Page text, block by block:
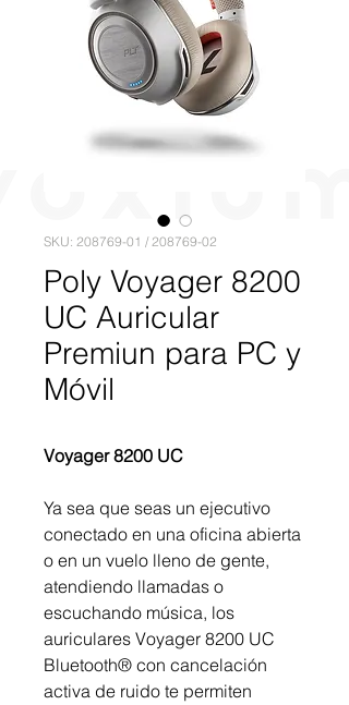
SKU: 208769-01 / 208769-02
Poly Voyager 8200
UC Auricular
Premiun para PC y
Móvil
Voyager 8200 UC
Ya sea que seas un ejecutivo
conectado en una oficina abierta
o en un vuelo lleno de gente,
atendiendo llamadas o
escuchando música, los
auriculares Voyager 8200 UC
Bluetooth® con cancelación
activa de ruido te permiten